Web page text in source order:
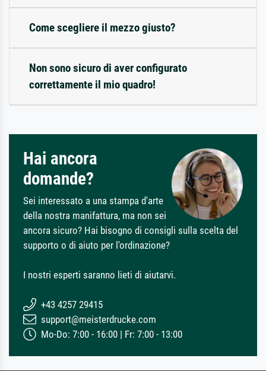
Come scegliere il mezzo giusto?
Non sono sicuro di aver configurato
correttamente il mio quadro!
Hai ancora
domande?
Sei interessato a una stampa d'arte
della nostra manifattura, ma non sei
ancora sicuro? Hai bisogno di consigli sulla scelta del
supporto o di aiuto per l'ordinazione?
I nostri esperti saranno lieti di aiutarvi.
+43 4257 29415
support@meisterdrucke.com
Mo-Do: 7:00 - 16:00 | Fr: 7:00 - 13:00